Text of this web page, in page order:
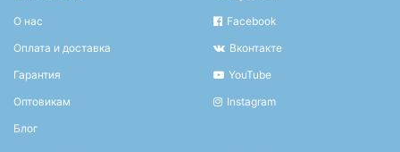
О нас
Оплата и доставка
Гарантия
Оптовикам
Блог
Facebook
Вконтакте
YouTube
Instagram